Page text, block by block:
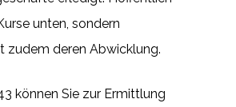
unten, sondern
zudem deren Abwicklung.
können Sie zur Ermittlung